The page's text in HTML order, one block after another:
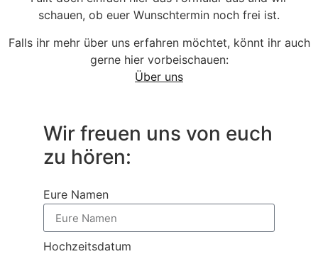
schauen, ob euer Wunschtermin noch frei ist.
Falls ihr mehr über uns erfahren möchtet, könnt ihr auch
gerne hier vorbeischauen:
Über uns
Wir freuen uns von euch
zu hören:
Eure Namen
Hochzeitsdatum